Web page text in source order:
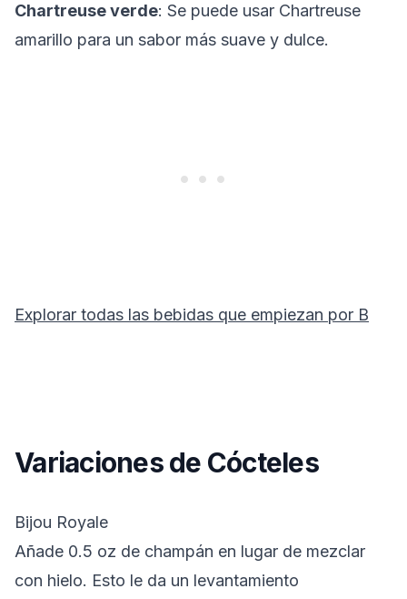
Chartreuse verde: Se puede usar Chartreuse
amarillo para un sabor más suave y dulce.
Explorar todas las bebidas que empiezan por B
Variaciones de Cócteles
Bijou Royale
Añade 0.5 oz de champán en lugar de mezclar
con hielo. Esto le da un levantamiento